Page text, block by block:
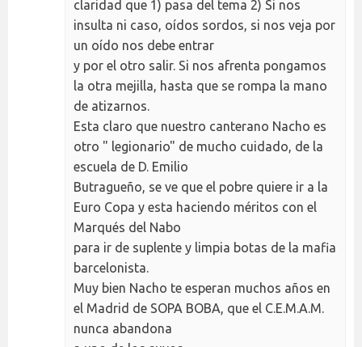
claridad que 1) pasa del tema 2) Si nos
insulta ni caso, oídos sordos, si nos veja por
un oído nos debe entrar
y por el otro salir. Si nos afrenta pongamos
la otra mejilla, hasta que se rompa la mano
de atizarnos.
Esta claro que nuestro canterano Nacho es
otro " legionario" de mucho cuidado, de la
escuela de D. Emilio
Butragueño, se ve que el pobre quiere ir a la
Euro Copa y esta haciendo méritos con el
Marqués del Nabo
para ir de suplente y limpia botas de la mafia
barcelonista.
Muy bien Nacho te esperan muchos años en
el Madrid de SOPA BOBA, que el C.E.M.A.M.
nunca abandona